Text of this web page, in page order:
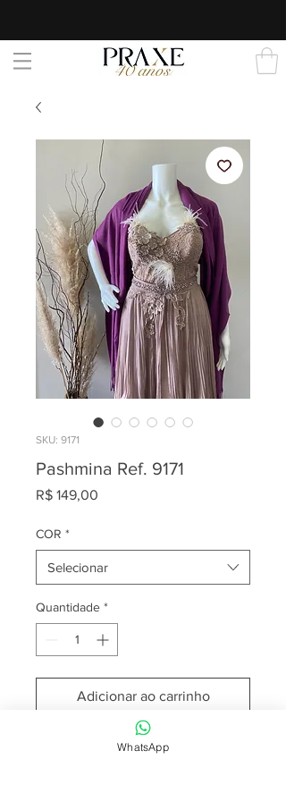
SKU: 9171
Pashmina Ref. 9171
R$ 149,00
COR *
Selecionar
Quantidade *
Adicionar ao carrinho
WhatsApp